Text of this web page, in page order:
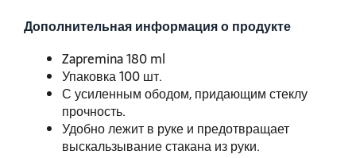
Дополнительная информация о продукте
Zapremina 180 ml
Упаковка 100 шт.
С усиленным ободом, придающим стеклу
прочность.
Удобно лежит в руке и предотвращает
выскальзывание стакана из руки.